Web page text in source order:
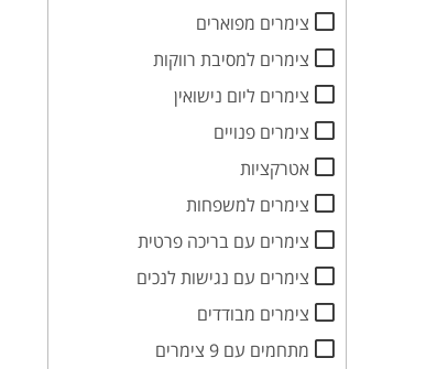
צימרים מפוארים
צימרים למסיבת רווקות
צימרים ליום נישואין
צימרים פנויים
אטרקציות
צימרים למשפחות
צימרים עם בריכה פרטית
צימרים עם נגישות לנכים
צימרים מבודדים
מתחמים עם 9 צימרים